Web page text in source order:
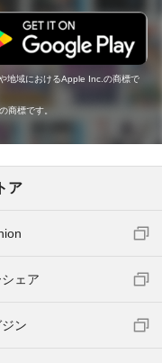
地域におけるApple Inc.の商標で
商標です。
ア
ェア
ン